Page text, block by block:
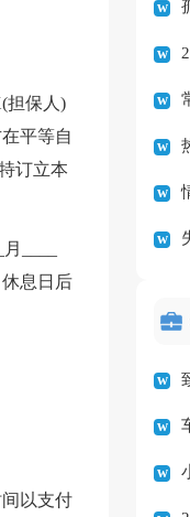
担保人)
平等自
订立本
____
息日后
以支付